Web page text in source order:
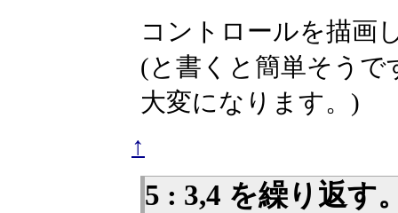
コントロールを描画
(と書くと簡単そう
大変になります。)
↑
5 : 3,4 を繰り返す